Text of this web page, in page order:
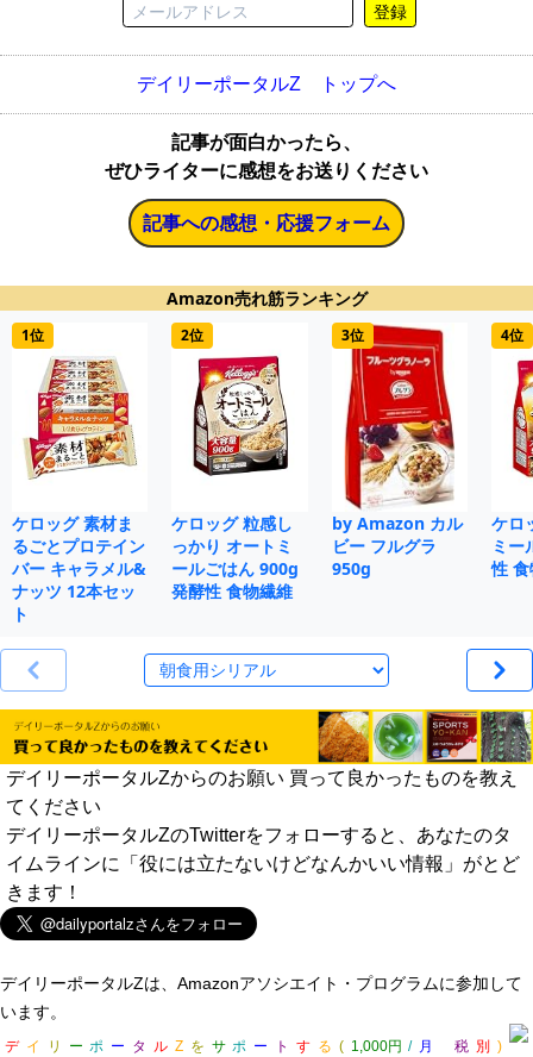
登録
デイリーポータルZ トップへ
記事が面白かったら、
ぜひライターに感想をお送りください
記事への感想・応援フォーム
Amazon売れ筋ランキング
1位
ケロッグ 素材ま
るごとプロテイン
バー キャラメル&
ナッツ 12本セッ
ト
2位
ケロッグ 粒感し
っかり オートミ
ールごはん 900g
発酵性 食物繊維
3位
by Amazon カル
ビー フルグラ
950g
4位
ケロ
ミー
性
デイリーポータルZからのお願い 買って良かったものを教え
てください
デイリーポータルZのTwitterをフォローすると、あなたのタ
イムラインに「役には立たないけどなんかいい情報」がとど
きます！
デイリーポータルZは、Amazonアソシエイト・プログラムに参加して
います。
デ イ リ ー ポ ー タ ル Z を サ ポ ー ト す る ( 1,000円 / 月 税 別 )